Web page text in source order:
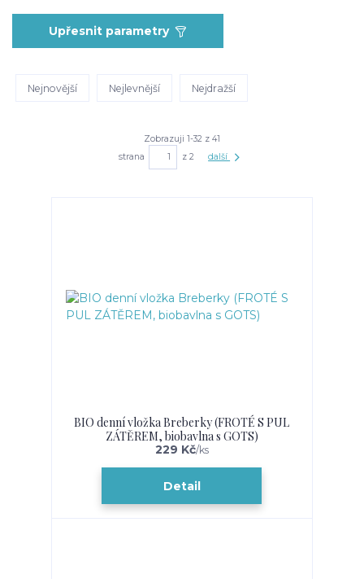
Upřesnit parametry
Nejnovější Nejlevnější Nejdražší
Zobrazuji 1-32 z 41
strana
z 2 další
BIO denní vložka Breberky (FROTÉ S PUL
ZÁTĚREM, biobavlna s GOTS)
229 Kč/ks
Detail